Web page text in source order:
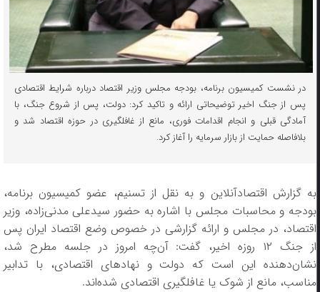
در نشست کمیسیون برنامه، بودجه مجلس وزیر اقتصاد درباره شرایط اقتصادی
پس از جنگ اخیر توضیحاتی ارائه و تاکید کرد: دولت، پس از شروع جنگ، با
آمادگی قبلی و انجام اقدامات فوری، مانع از غافلگیری در حوزه اقتصاد شد و
بلافاصله حمایت از بازار سرمایه را آغاز کرد.
به گزارش اقتصادآنلاین و به نقل از تسنیم، عضو کمیسیون برنامه،
بودجه و محاسبات مجلس با اشاره به حضور سیدعلی مدنی‌زاده، وزیر
اقتصاد، در مجلس و ارائه گزارشی در خصوص وضع اقتصاد ایران پس
از جنگ ۱۲ روزه اخیر، گفت: آن‌چه امروز در جلسه مطرح شد،
نشان‌دهنده این است که دولت و نهاد‌های اقتصادی، با تدابیر
مناسب، مانع از شوک یا غافلگیری اقتصادی شده‌اند.